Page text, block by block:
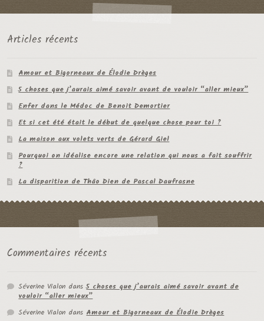
Articles récents
Amour et Bigorneaux de Élodie Drèges
5 choses que j’aurais aimé savoir avant de vouloir “aller mieux”
Enfer dans le Médoc de Benoit Demortier
Et si cet été était le début de quelque chose pour toi ?
La maison aux volets verts de Gérard Giel
Pourquoi on idéalise encore une relation qui nous a fait souffrir
?
La disparition de Thâo Dien de Pascal Daufrasne
Commentaires récents
Séverine Vialon dans5 choses que j’aurais aimé savoir avant de
vouloir “aller mieux”
Séverine Vialon dansAmour et Bigorneaux de Élodie Drèges